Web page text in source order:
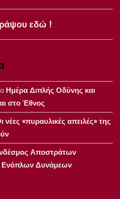
εδώ !
Ημέρα Διπλής Οδύνης και
στο Έθνος
νέες «πυραυλικές απειλές» της
Αποστράτων
Ενόπλων Δυνάμεων